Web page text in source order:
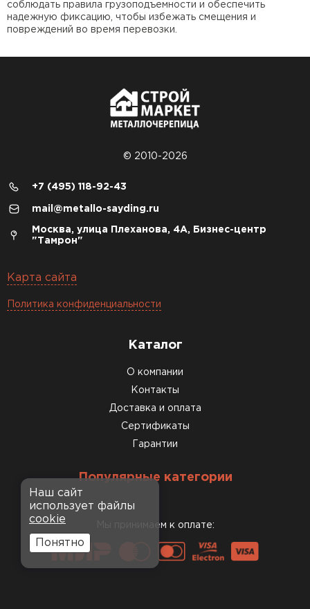
соблюдать правила грузоподъемности и обеспечить
надежную фиксацию, чтобы избежать смещения и
повреждений во время перевозки.
© 2010-2026
+7 (495) 118-92-43
mail@metallo-sayding.ru
Москва, улица Плеханова, 4А, Бизнес-центр
"Тамрон"
Карта сайта
Политика конфиденциальности
Каталог
О компании
Контакты
Доставка и оплата
Сертификаты
Гарантии
Популярные категории
Мы принимаем к оплате:
Наш сайт
использует файлы
cookie
Понятно